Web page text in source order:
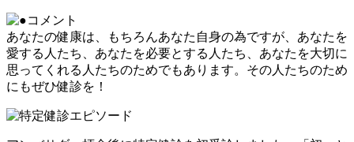
あなたの健康は、もちろんあなた自身の為ですが、あなたを
愛する人たち、あなたを必要とする人たち、あなたを大切に
思ってくれる人たちのためでもあります。その人たちのため
にもぜひ健診を！